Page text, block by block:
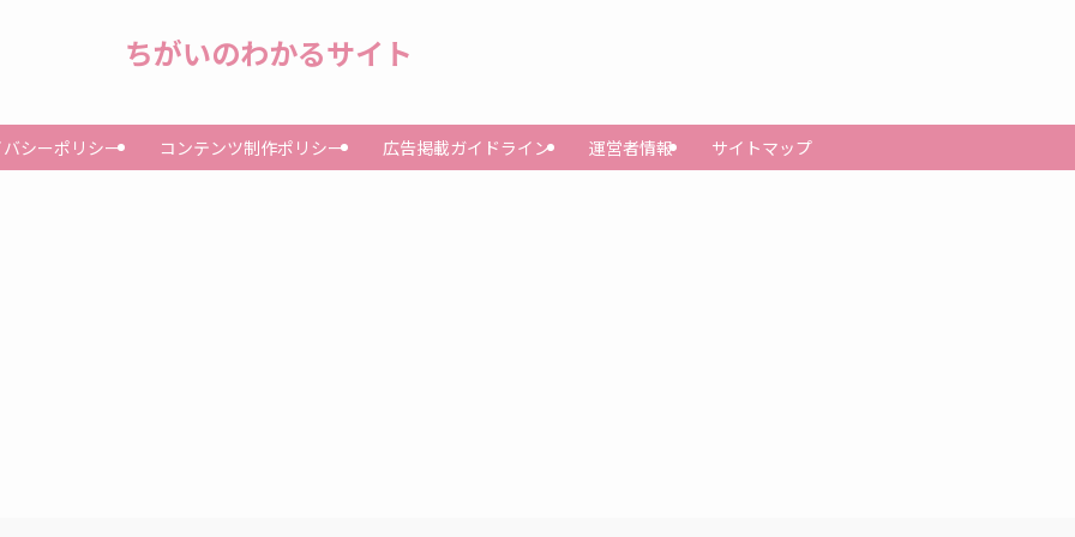
ちがいのわかるサイト
シーポリシー コンテンツ制作ポリシー 広告掲載ガイドライン 運営者情報 サイトマップ